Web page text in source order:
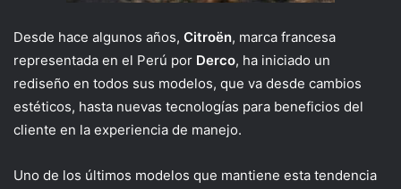
Desde hace algunos años, Citroën, marca francesa
representada en el Perú por Derco, ha iniciado un
rediseño en todos sus modelos, que va desde cambios
estéticos, hasta nuevas tecnologías para beneficios del
cliente en la experiencia de manejo.
Uno de los últimos modelos que mantiene esta tendencia